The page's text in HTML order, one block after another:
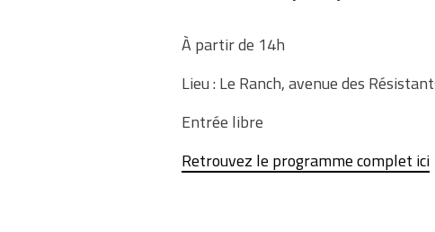
À partir de 14h
Lieu : Le Ranch, avenue des
Entrée libre
Retrouvez le programme complet ici